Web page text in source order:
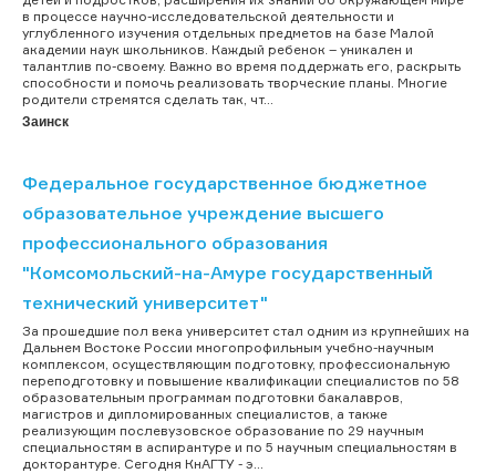
в процессе научно-исследовательской деятельности и
углубленного изучения отдельных предметов на базе Малой
академии наук школьников. Каждый ребенок – уникален и
талантлив по-своему. Важно во время поддержать его, раскрыть
способности и помочь реализовать творческие планы. Многие
родители стремятся сделать так, чт...
Заинск
Федеральное государственное бюджетное
образовательное учреждение высшего
профессионального образования
"Комсомольский-на-Амуре государственный
технический университет"
За прошедшие пол века университет стал одним из крупнейших на
Дальнем Востоке России многопрофильным учебно-научным
комплексом, осуществляющим подготовку, профессиональную
переподготовку и повышение квалификации специалистов по 58
образовательным программам подготовки бакалавров,
магистров и дипломированных специалистов, а также
реализующим послевузовское образование по 29 научным
специальностям в аспирантуре и по 5 научным специальностям в
докторантуре. Сегодня КнАГТУ - э...